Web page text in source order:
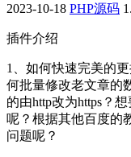
2023-10-18 PHP源码
插件介绍
1、如何快速完美的
何批量修改老文章的
的由http改为https？
呢？根据其他百度的
问题呢？